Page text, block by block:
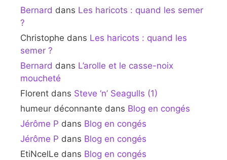
Bernard dans Les haricots : quand les semer
?
Christophe dans Les haricots : quand les
semer ?
Bernard dans L’arolle et le casse-noix
moucheté
Florent dans Steve ‘n’ Seagulls (1)
humeur déconnante dans Blog en congés
Jérôme P dans Blog en congés
Jérôme P dans Blog en congés
EtiNcelLe dans Blog en congés